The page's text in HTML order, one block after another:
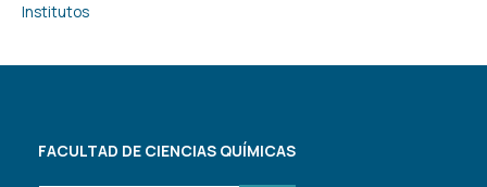
Institutos
FACULTAD DE CIENCIAS QUÍMICAS